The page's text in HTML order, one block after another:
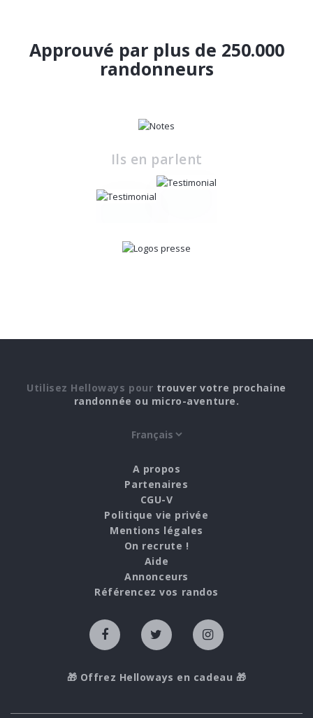
Approuvé par plus de 250.000
randonneurs
Ils en parlent
Utilisez Helloways pour trouver votre prochaine
randonnée ou micro-aventure.
A propos
Partenaires
CGU-V
Politique vie privée
Mentions légales
On recrute !
Aide
Annonceurs
Référencez vos randos
🎁 Offrez Helloways en cadeau 🎁